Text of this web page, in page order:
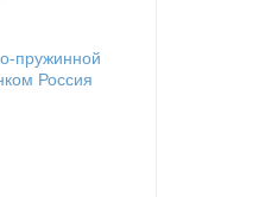
пружинной
Россия